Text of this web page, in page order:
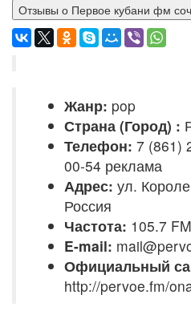
Отзывы о Первое кубани фм
Жанр: pop
Страна (Город) :
Телефон: 7 (861)
00-54 реклама
Адрес: ул.
Россия
Частота: 105.7 FM
E-mail:
Официальный
http://pervoe.fm/